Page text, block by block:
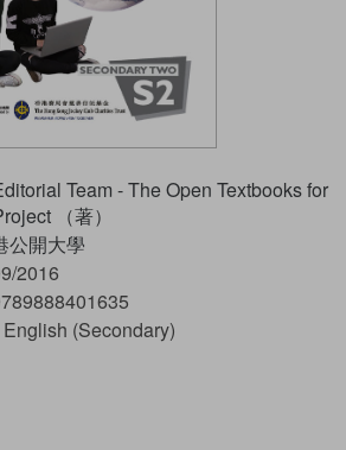
Team - The Open Textbooks for
（著）
公開大學
2016
(Secondary)